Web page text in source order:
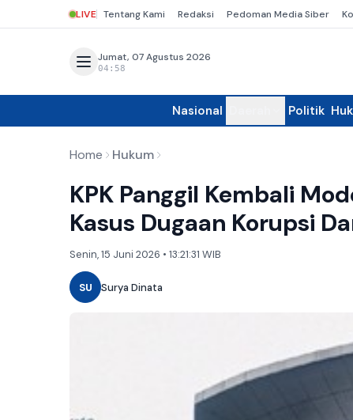
LIVE Tentang Kami Redaksi Pedoman Media Siber
Jumat, 07 Agustus 2026
04:58
Nasional Politik
Home Hukum
KPK Panggil Kembali
Kasus Dugaan Korupsi
Senin, 15 Juni 2026 • 13:21:31 WIB
SU Surya Dinata